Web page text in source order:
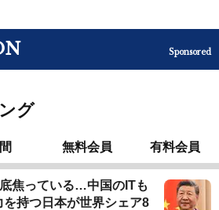
Sponsored
グ
無料会員 有料会員
焦っている…中国のITも
を持つ日本が世界シェア8